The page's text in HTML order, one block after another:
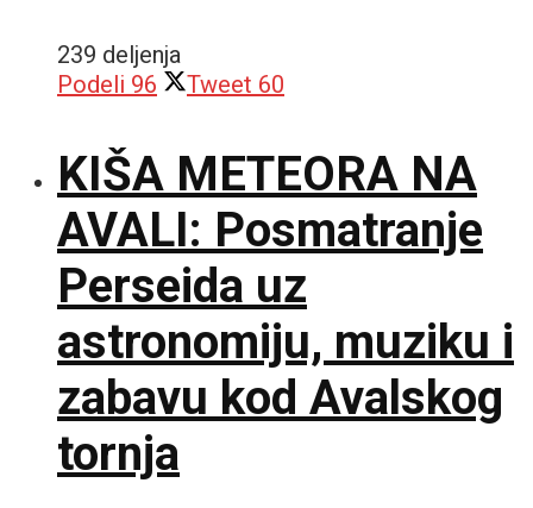
239 deljenja
Podeli 96 Tweet 60
KIŠA METEORA NA
AVALI: Posmatranje
Perseida uz
astronomiju, muziku i
zabavu kod Avalskog
tornja